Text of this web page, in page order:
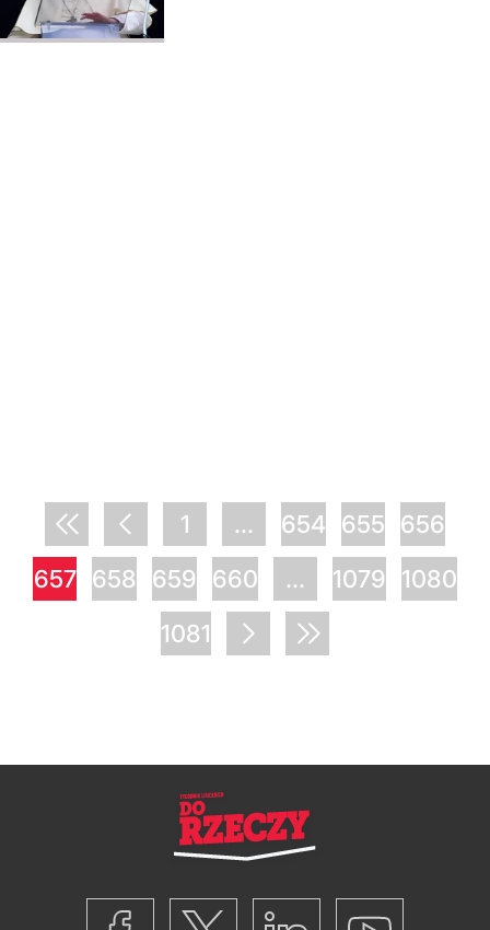
1 ... 654 655
656
657 658 659 660 ... 1079
1080
1081